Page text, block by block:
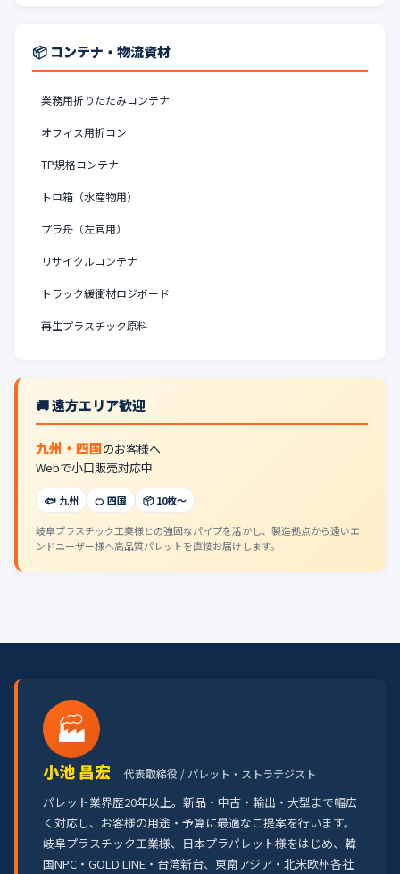
📦 コンテナ・物流資材
業務用折りたたみコンテナ
オフィス用折コン
TP規格コンテナ
トロ箱（水産物用）
プラ舟（左官用）
リサイクルコンテナ
トラック緩衝材ロジボード
再生プラスチック原料
🚚 遠方エリア歓迎
九州・四国のお客様へ
Webで小口販売対応中
🐟 九州 🍊 四国 📦 10枚〜
岐阜プラスチック工業様との強固なパイプを活かし、製造拠点から遠いエ
ンドユーザー様へ高品質パレットを直接お届けします。
🏭
小池 昌宏 代表取締役 / パレット・ストラテジスト
パレット業界歴20年以上。新品・中古・輸出・大型まで幅広
く対応し、お客様の用途・予算に最適なご提案を行います。
岐阜プラスチック工業様、日本プラパレット様をはじめ、韓
国NPC・GOLD LINE・台湾新台、東南アジア・北米欧州各社